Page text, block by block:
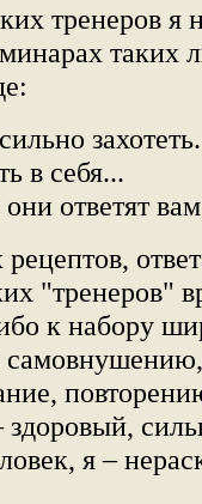
тренеров я
таких
в себя...
ответят
"тренеров"
к набору
здоровый,
я –